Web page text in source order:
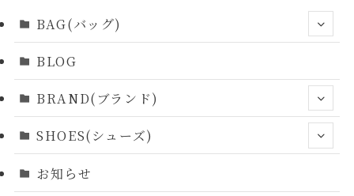
BAG(バッグ)
BLOG
BRAND(ブランド)
SHOES(シューズ)
お知らせ